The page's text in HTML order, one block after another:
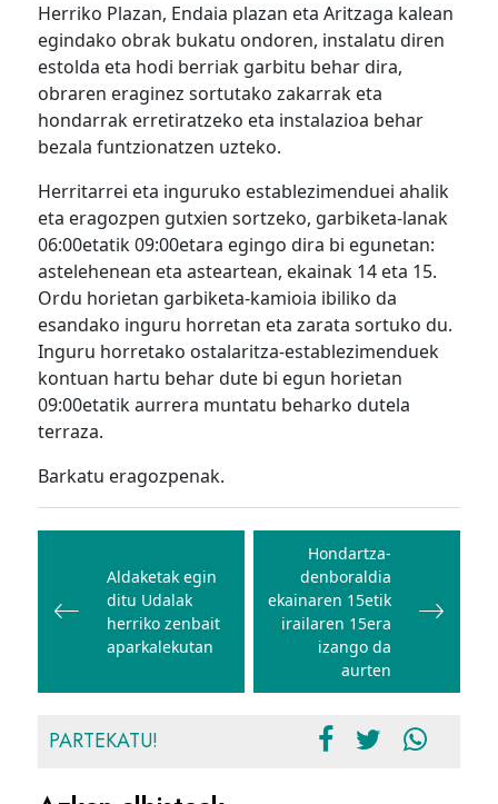
Herriko Plazan, Endaia plazan eta Aritzaga kalean
egindako obrak bukatu ondoren, instalatu diren
estolda eta hodi berriak garbitu behar dira,
obraren eraginez sortutako zakarrak eta
hondarrak erretiratzeko eta instalazioa behar
bezala funtzionatzen uzteko.
Herritarrei eta inguruko establezimenduei ahalik
eta eragozpen gutxien sortzeko, garbiketa-lanak
06:00etatik 09:00etara egingo dira bi egunetan:
astelehenean eta asteartean, ekainak 14 eta 15.
Ordu horietan garbiketa-kamioia ibiliko da
esandako inguru horretan eta zarata sortuko du.
Inguru horretako ostalaritza-establezimenduek
kontuan hartu behar dute bi egun horietan
09:00etatik aurrera muntatu beharko dutela
terraza.
Barkatu eragozpenak.
Bidalketetan
nabigatuAldaketak egin
ditu Udalak
herriko zenbait
aparkalekutan
Hondartza-
denboraldia
ekainaren 15etik
irailaren 15era
izango da
aurten
PARTEKATU!